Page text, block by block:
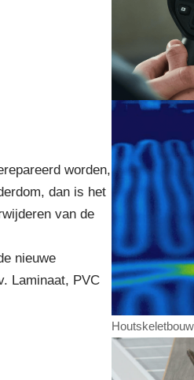
worden,
dan is het
van de
nieuwe
Laminaat, PVC